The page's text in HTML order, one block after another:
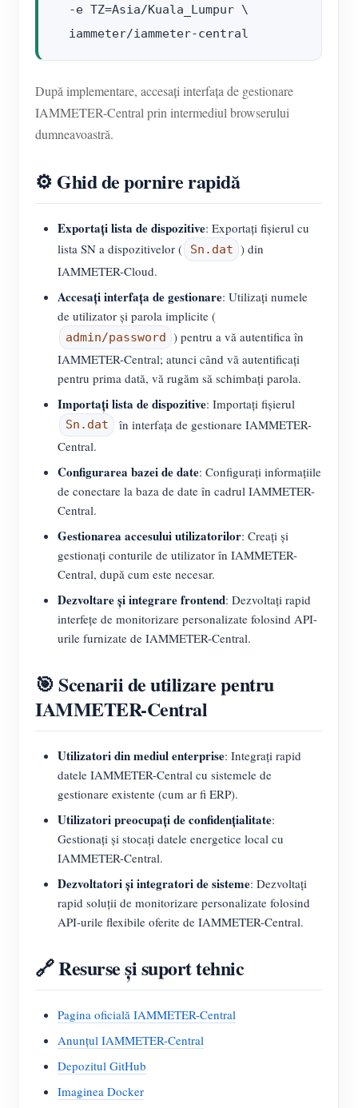
  -e TZ=Asia/Kuala_Lumpur \
După implementare, accesați interfața de gestionare
IAMMETER-Central prin intermediul browserului
dumneavoastră.
⚙️ Ghid de pornire rapidă
Exportați lista de dispozitive: Exportați fișierul cu
lista SN a dispozitivelor (
Sn.dat ) din
IAMMETER-Cloud.
Accesați interfața de gestionare: Utilizați numele
de utilizator și parola implicite (
admin/password ) pentru a vă autentifica în
IAMMETER-Central; atunci când vă autentificați
pentru prima dată, vă rugăm să schimbați parola.
Importați lista de dispozitive: Importați fișierul
Sn.dat
în interfața de gestionare IAMMETER-
Central.
Configurarea bazei de date: Configurați informațiile
de conectare la baza de date în cadrul IAMMETER-
Central.
Gestionarea accesului utilizatorilor: Creați și
gestionați conturile de utilizator în IAMMETER-
Central, după cum este necesar.
Dezvoltare și integrare frontend: Dezvoltați rapid
interfețe de monitorizare personalizate folosind API-
urile furnizate de IAMMETER-Central.
🎯 Scenarii de utilizare pentru
IAMMETER-Central
Utilizatori din mediul enterprise: Integrați rapid
datele IAMMETER-Central cu sistemele de
gestionare existente (cum ar fi ERP).
Utilizatori preocupați de confidențialitate:
Gestionați și stocați datele energetice local cu
IAMMETER-Central.
Dezvoltatori și integratori de sisteme: Dezvoltați
rapid soluții de monitorizare personalizate folosind
API-urile flexibile oferite de IAMMETER-Central.
🔗 Resurse și suport tehnic
Pagina oficială IAMMETER-Central
Anunțul IAMMETER-Central
Depozitul GitHub
Imaginea Docker